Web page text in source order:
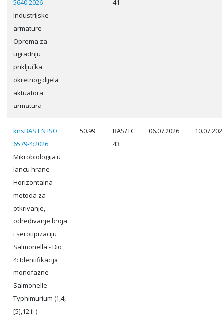
5640:2026
Industrijske
armature -
Oprema za
ugradnju
priključka
okretnog dijela
aktuatora
armatura
41
knsBAS EN ISO
6579-4:2026
Mikrobiologija u
lancu hrane -
Horizontalna
metoda za
otkrivanje,
određivanje broja
i serotipizaciju
Salmonella - Dio
4: Identifikacija
monofazne
Salmonelle
Typhimurium (1,4,
[5],12:i:-)
50.99
BAS/TC
43
06.07.2026